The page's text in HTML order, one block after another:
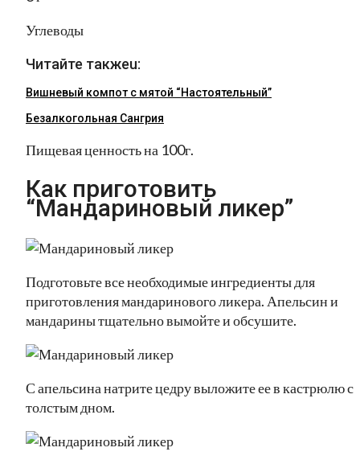
Углеводы
Читайте такжеu:
Вишневый компот с мятой “Настоятельный”
Безалкогольная Сангрия
Пищевая ценность на 100г.
Как приготовить
“Мандариновый ликер”
Подготовьте все необходимые ингредиенты для
приготовления мандаринового ликера. Апельсин и
мандарины тщательно вымойте и обсушите.
С апельсина натрите цедру выложите ее в кастрюлю с
толстым дном.